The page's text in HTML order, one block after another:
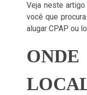
Veja neste
você que
alugar CPAP ou